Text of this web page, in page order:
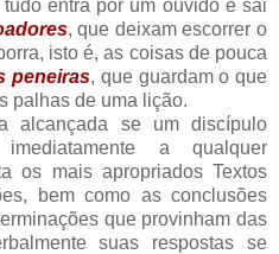
entra por um ouvido e sai
, que deixam escorrer o
isto é, as coisas de pouca
peneiras, que guardam o que
palhas de uma lição.
alcançada se um discípulo
imediatamente a qualquer
os mais apropriados Textos
bem como as conclusões
que provinham das
suas respostas se